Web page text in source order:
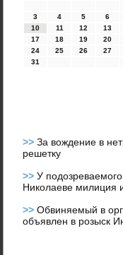
3
4 5 6
10
11 12 13
17
18 19 20
24
25 26 27
31
>>За вождение в
решетку
>>У
Николаеве милиция
>>Обвиняемый в
объявлен в розыск